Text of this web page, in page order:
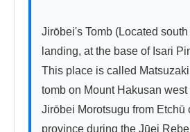
Jirōbei's Tomb (Located
landing, at the base of Isari
This place is called
tomb on Mount Hakusan
Jirōbei Morotsugu from Etchū
province during the Jūei